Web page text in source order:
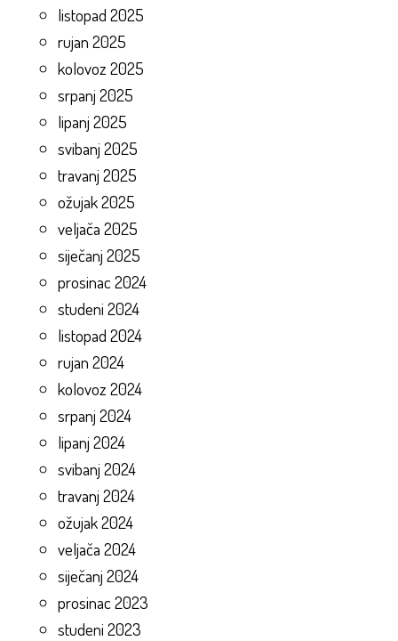
listopad 2025
rujan 2025
kolovoz 2025
srpanj 2025
lipanj 2025
svibanj 2025
travanj 2025
ožujak 2025
veljača 2025
siječanj 2025
prosinac 2024
studeni 2024
listopad 2024
rujan 2024
kolovoz 2024
srpanj 2024
lipanj 2024
svibanj 2024
travanj 2024
ožujak 2024
veljača 2024
siječanj 2024
prosinac 2023
studeni 2023